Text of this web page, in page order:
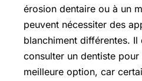
érosion dentaire ou à un
peuvent nécessiter des
blanchiment différentes. Il
consulter un dentiste pour
meilleure option, car